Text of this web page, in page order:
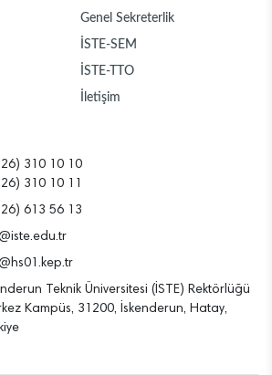
Genel Sekreterlik
İSTE-SEM
İSTE-TTO
İletişim
310 10 10
310 10 11
613 56 13
Teknik Üniversitesi (İSTE) Rektörlüğü
Kampüs, 31200, İskenderun, Hatay,